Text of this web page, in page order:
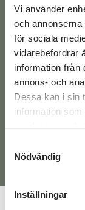
Vi använder
och
för sociala
vidarebefordrar
information från
annons- och
Dessa kan i sin
information
Nödvändig
Inställningar
(Required)
Text